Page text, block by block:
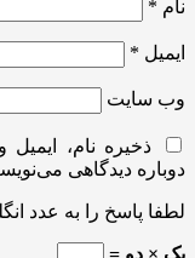
نام *
ایمیل *
وب‌ سایت
ذخیره نام،
دوباره دیدگاهی
لطفا پاسخ را به عدد